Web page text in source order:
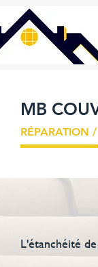
MB
RÉPARATION
L'étanchéité